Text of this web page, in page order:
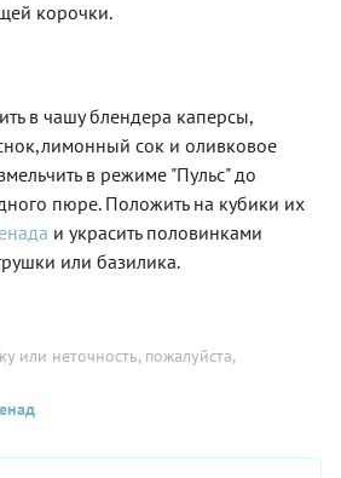
корочки.
в чашу блендера каперсы,
сок и оливковое
в режиме "Пульс" до
пюре. Положить на кубики их
и украсить половинками
или базилика.
или неточность, пожалуйста,